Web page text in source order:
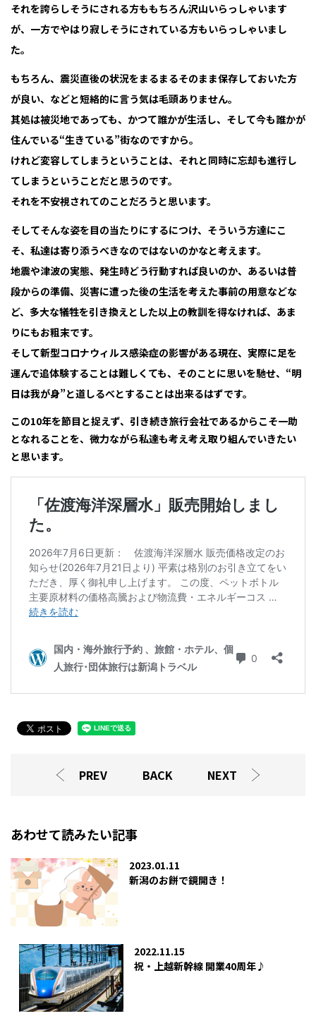
それを誇らしそうにされる方ももちろん沢山いらっしゃいます
が、一方でやはり寂しそうにされている方もいらっしゃいまし
た。
もちろん、震災直後の状況をまるまるそのまま保存しておいた方
が良い、などと短絡的に言う気は毛頭ありません。
其処は被災地であっても、かつて誰かが生活し、そして今も誰かが
住んでいる“生きている”街なのですから。
けれど変容してしまうということは、それと同時に忘却も進行し
てしまうということだと思うのです。
それを不安視されてのことだろうと思います。
そしてそんな姿を目の当たりにするにつけ、そういう方達にこ
そ、私達は寄り添うべきなのではないのかなと考えます。
地震や津波の実態、発生時どう行動すれば良いのか、あるいは普
段からの準備、災害に遭った後の生活を考えた事前の用意などな
ど、多大な犠牲を引き換えとした以上の教訓を得なければ、あま
りにもお粗末です。
そして新型コロナウィルス感染症の影響がある現在、実際に足を
運んで追体験することは難しくても、そのことに思いを馳せ、“明
日は我が身”と道しるべとすることは出来るはずです。
この10年を節目と捉えず、引き続き旅行会社であるからこそ一助
となれることを、微力ながら私達も考え考え取り組んでいきたい
と思います。
PREV BACK NEXT
あわせて読みたい記事
2023.01.11
新潟のお餅で鏡開き！
2022.11.15
祝・上越新幹線 開業40周年♪